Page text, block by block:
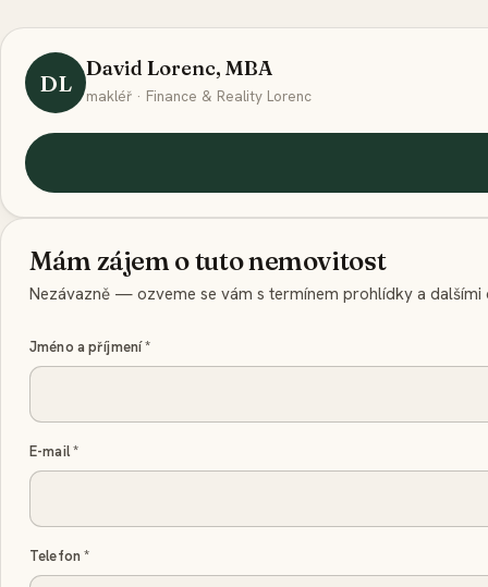
DL
David Lorenc, MBA
makléř · Finance & Reality Lorenc
Mám zájem o tuto nemovitost
Nezávazně — ozveme se vám s termínem prohlídky a dalšími
Jméno a příjmení*
E-mail*
Telefon *